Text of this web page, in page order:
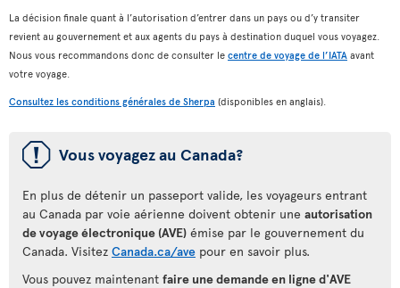
La décision finale quant à l’autorisation d’entrer dans un pays ou d’y transiter
revient au gouvernement et aux agents du pays à destination duquel vous voyagez.
Nous vous recommandons donc de consulter le centre de voyage de l’IATA avant
votre voyage.
Consultez les conditions générales de Sherpa (disponibles en anglais).
ü Vous voyagez au Canada?
En plus de détenir un passeport valide, les voyageurs entrant
au Canada par voie aérienne doivent obtenir une autorisation
de voyage électronique (AVE) émise par le gouvernement du
Canada. Visitez Canada.ca/ave pour en savoir plus.
Vous pouvez maintenant faire une demande en ligne d'AVE